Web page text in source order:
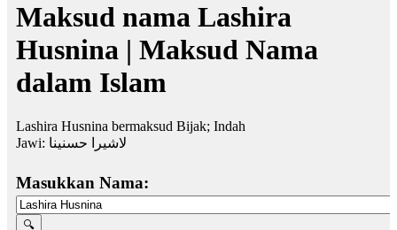
Maksud nama Lashira
Husnina | Maksud Nama
dalam Islam
Lashira Husnina bermaksud Bijak; Indah
Jawi: لاشيرا حسنينا
Masukkan Nama: